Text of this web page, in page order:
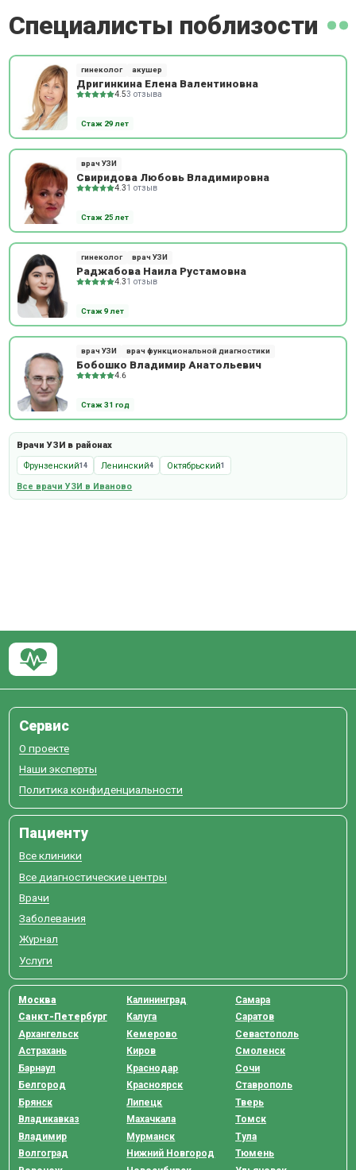
Специалисты поблизости
гинеколог акушер
Дригинкина Елена Валентиновна
4.53 отзыва
Стаж 29 лет
врач УЗИ
Свиридова Любовь Владимировна
4.31 отзыв
Стаж 25 лет
гинеколог врач УЗИ
Раджабова Наила Рустамовна
4.31 отзыв
Стаж 9 лет
врач УЗИ врач функциональной диагностики
Бобошко Владимир Анатольевич
4.6
Стаж 31 год
Врачи УЗИ в районах
Фрунзенский14 Ленинский4 Октябрьский1
Все врачи УЗИ в Иваново
Сервис
О проекте
Наши эксперты
Политика конфиденциальности
Пациенту
Все клиники
Все диагностические центры
Врачи
Заболевания
Журнал
Услуги
Москва
Санкт-Петербург
Архангельск
Астрахань
Барнаул
Белгород
Брянск
Владикавказ
Владимир
Волгоград
Калининград
Калуга
Кемерово
Киров
Краснодар
Красноярск
Липецк
Махачкала
Мурманск
Нижний Новгород
Самара
Саратов
Севастополь
Смоленск
Сочи
Ставрополь
Тверь
Томск
Тула
Тюмень